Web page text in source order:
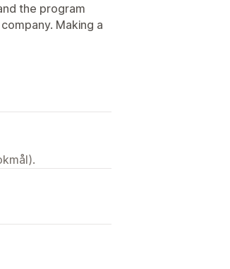
the program
Making a